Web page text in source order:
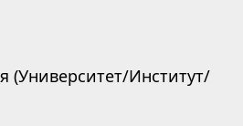
(Университет/Институт/